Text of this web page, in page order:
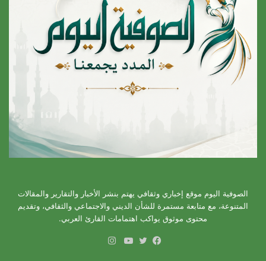
الصوفية اليوم موقع إخباري وثقافي يهتم بنشر الأخبار والتقارير والمقالات
المتنوعة، مع متابعة مستمرة للشأن الديني والاجتماعي والثقافي، وتقديم
محتوى موثوق يواكب اهتمامات القارئ العربي.